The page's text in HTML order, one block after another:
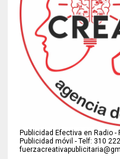
Publicidad Efectiva en Radio
Publicidad móvil - Telf: 310